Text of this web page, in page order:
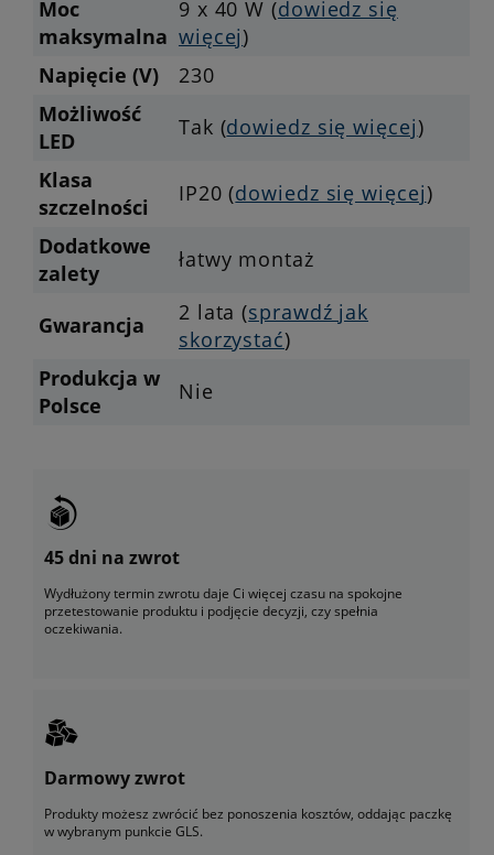
Moc
maksymalna
9 x 40 W (dowiedz się
więcej)
Napięcie (V)
230
Możliwość
LED
Tak (dowiedz się więcej)
Klasa
szczelności
IP20 (dowiedz się więcej)
Dodatkowe
zalety
łatwy montaż
Gwarancja 2 lata (sprawdź jak
skorzystać)
Produkcja w
Polsce
Nie
45 dni na zwrot
Wydłużony termin zwrotu daje Ci więcej czasu na spokojne
przetestowanie produktu i podjęcie decyzji, czy spełnia
oczekiwania.
Darmowy zwrot
Produkty możesz zwrócić bez ponoszenia kosztów, oddając paczkę
w wybranym punkcie GLS.